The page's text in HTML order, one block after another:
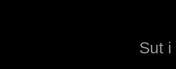
Sut